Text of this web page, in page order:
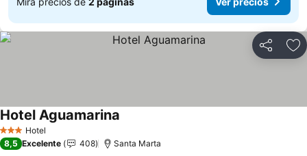
Compartir
3 Estrellas
Hotel
Hotel Aguamarina
8,5 Excelente 408 Santa Marta